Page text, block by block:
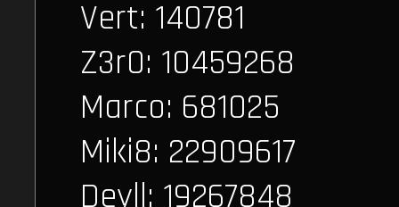
Vert: 140781
Z3r0: 10459268
Marco: 681025
Miki8: 22909617
Deyll: 19267848